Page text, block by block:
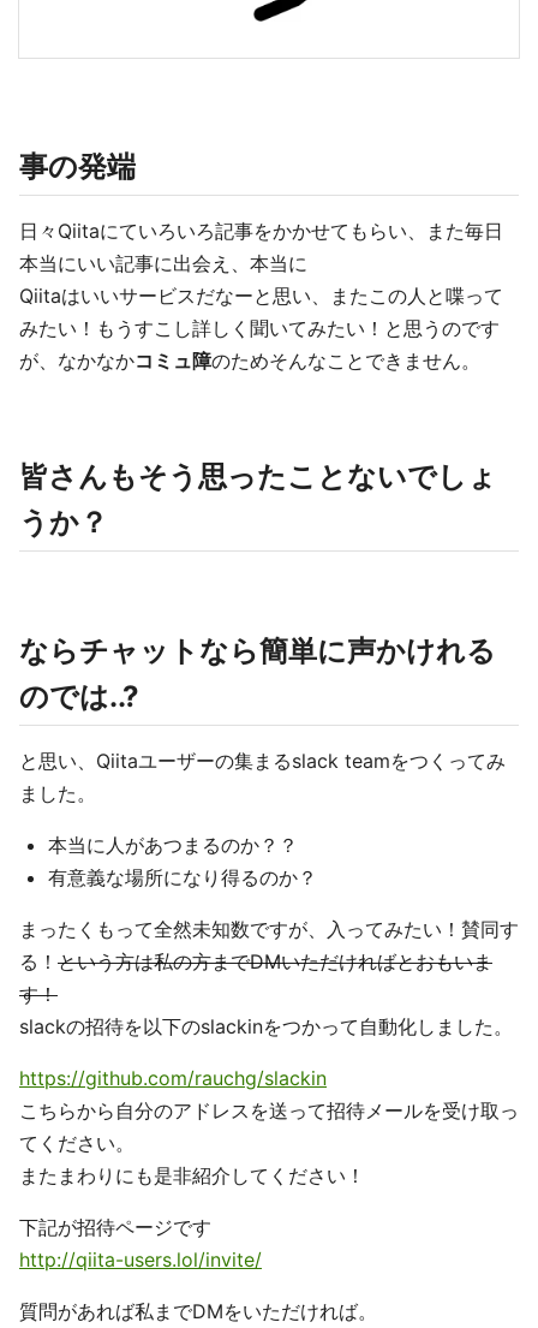
事の発端
日々Qiitaにていろいろ記事をかかせてもらい、また毎日
本当にいい記事に出会え、本当に
Qiitaはいいサービスだなーと思い、またこの人と喋って
みたい！もうすこし詳しく聞いてみたい！と思うのです
が、なかなかコミュ障のためそんなことできません。
皆さんもそう思ったことないでしょ
うか？
ならチャットなら簡単に声かけれる
のでは..?
と思い、Qiitaユーザーの集まるslack teamをつくってみ
ました。
本当に人があつまるのか？？
有意義な場所になり得るのか？
まったくもって全然未知数ですが、入ってみたい！賛同す
る！ という方は私の方までDMいただければとおもいま
す！
slackの招待を以下のslackinをつかって自動化しました。
https://github.com/rauchg/slackin
こちらから自分のアドレスを送って招待メールを受け取っ
てください。
またまわりにも是非紹介してください！
下記が招待ページです
http://qiita-users.lol/invite/
質問があれば私までDMをいただければ。